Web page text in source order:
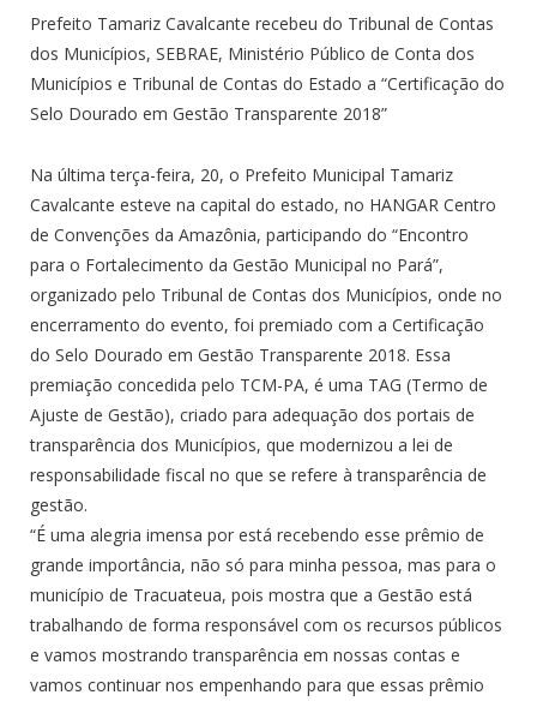
Prefeito Tamariz Cavalcante recebeu do Tribunal de Contas
dos Municípios, SEBRAE, Ministério Público de Conta dos
Municípios e Tribunal de Contas do Estado a “Certificação do
Selo Dourado em Gestão Transparente 2018”
Na última terça-feira, 20, o Prefeito Municipal Tamariz
Cavalcante esteve na capital do estado, no HANGAR Centro
de Convenções da Amazônia, participando do “Encontro
para o Fortalecimento da Gestão Municipal no Pará”,
organizado pelo Tribunal de Contas dos Municípios, onde no
encerramento do evento, foi premiado com a Certificação
do Selo Dourado em Gestão Transparente 2018. Essa
premiação concedida pelo TCM-PA, é uma TAG (Termo de
Ajuste de Gestão), criado para adequação dos portais de
transparência dos Municípios, que modernizou a lei de
responsabilidade fiscal no que se refere à transparência de
gestão.
“É uma alegria imensa por está recebendo esse prêmio de
grande importância, não só para minha pessoa, mas para o
município de Tracuateua, pois mostra que a Gestão está
trabalhando de forma responsável com os recursos públicos
e vamos mostrando transparência em nossas contas e
vamos continuar nos empenhando para que essas prêmio